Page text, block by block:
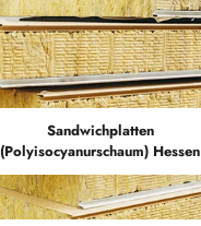
Sandwichplatten
(Polyisocyanurschaum) Hessen